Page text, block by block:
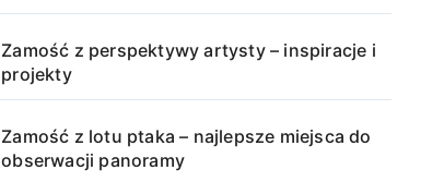
Zamość z perspektywy artysty – inspiracje i
projekty
Zamość z lotu ptaka – najlepsze miejsca do
obserwacji panoramy